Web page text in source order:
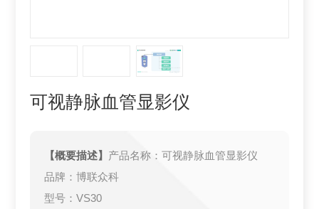
可视静脉血管显影仪
【概要描述】 产品名称：可视静脉血管显影仪
品牌：博联众科
型号：VS30